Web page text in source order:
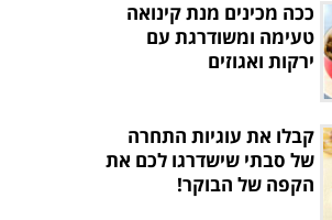
ככה מכינים מנת קינואה
טעימה ומשודרגת עם
ירקות ואגוזים
קבלו את עוגיות התחרה
של סבתי שישדרגו לכם את
הקפה של הבוקר!